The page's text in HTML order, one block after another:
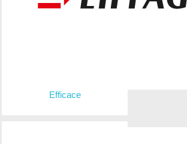
Efficace